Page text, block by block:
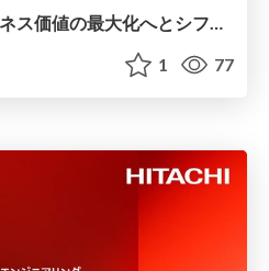
FinOps実践によるビジネス価値の最大化へとシフトせよ #NikkeiMesse
1 77